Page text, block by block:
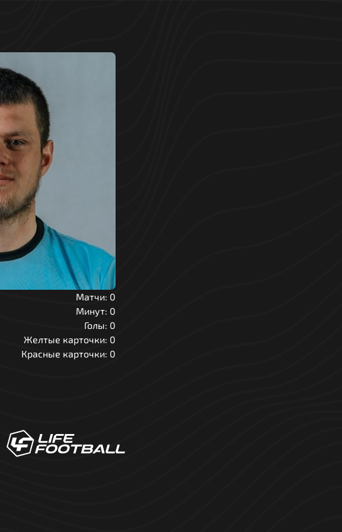
Матчи: 0
Минут: 0
Голы: 0
Желтые карточки: 0
Красные карточки: 0